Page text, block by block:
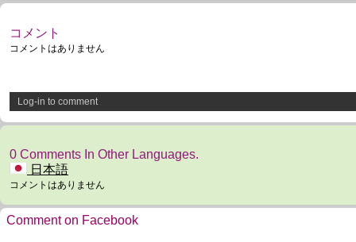
コメント
コメントはありません
Log-in to comment
0 Comments In Other Languages.
日本語
コメントはありません
Comment on Facebook